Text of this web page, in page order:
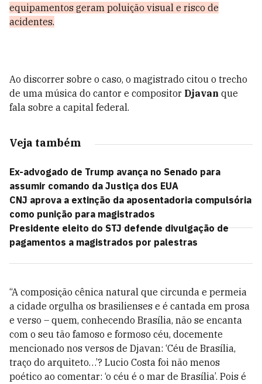
equipamentos geram poluição visual e risco de
acidentes.
Ao discorrer sobre o caso, o magistrado citou o trecho
de uma música do cantor e compositor Djavan que
fala sobre a capital federal.
Veja também
Ex-advogado de Trump avança no Senado para
assumir comando da Justiça dos EUA
CNJ aprova a extinção da aposentadoria compulsória
como punição para magistrados
Presidente eleito do STJ defende divulgação de
pagamentos a magistrados por palestras
“A composição cênica natural que circunda e permeia
a cidade orgulha os brasilienses e é cantada em prosa
e verso – quem, conhecendo Brasília, não se encanta
com o seu tão famoso e formoso céu, docemente
mencionado nos versos de Djavan: ‘Céu de Brasília,
traço do arquiteto…’? Lucio Costa foi não menos
poético ao comentar: ‘o céu é o mar de Brasília’. Pois é